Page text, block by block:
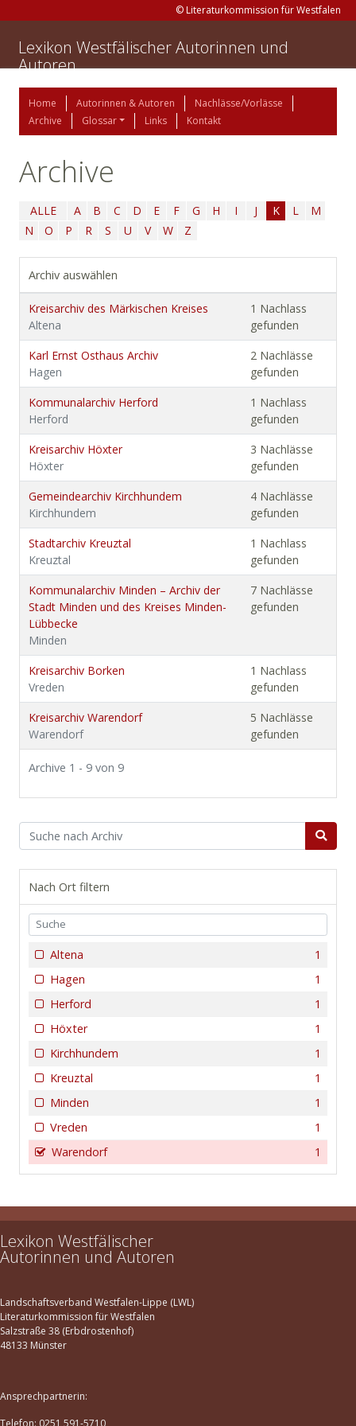
© Literaturkommission für Westfalen
Lexikon Westfälischer Autorinnen und
Autoren
Home Autorinnen & Autoren
Nachlässe/Vorlässe
Archive
Glossar Links Kontakt
Archive
ALLE A B C D E F G H I J K L
M
N
O P R S U V W Z
Archiv auswählen
Kreisarchiv des Märkischen Kreises
Altena
1 Nachlass
gefunden
Karl Ernst Osthaus Archiv
Hagen
2 Nachlässe
gefunden
Kommunalarchiv Herford
Herford
1 Nachlass
gefunden
Kreisarchiv Höxter
Höxter
3 Nachlässe
gefunden
Gemeindearchiv Kirchhundem
Kirchhundem
4 Nachlässe
gefunden
Stadtarchiv Kreuztal
Kreuztal
1 Nachlass
gefunden
Kommunalarchiv Minden – Archiv der
Stadt Minden und des Kreises Minden-
Lübbecke
Minden
7 Nachlässe
gefunden
Kreisarchiv Borken
Vreden
1 Nachlass
gefunden
Kreisarchiv Warendorf
Warendorf
5 Nachlässe
gefunden
Archive 1 - 9 von 9
Nach Ort filtern
1
Altena
1
Hagen
1
Herford
1
Höxter
1
Kirchhundem
1
Kreuztal
1
Minden
1
Vreden
1
Warendorf
Lexikon Westfälischer
Autorinnen und Autoren
Landschaftsverband Westfalen-Lippe (LWL)
Literaturkommission für Westfalen
Salzstraße 38 (Erbdrostenhof)
48133 Münster
Ansprechpartnerin:
Telefon: 0251 591-5710